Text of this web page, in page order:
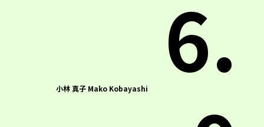
小林 真子 Mako Kobayashi
6.